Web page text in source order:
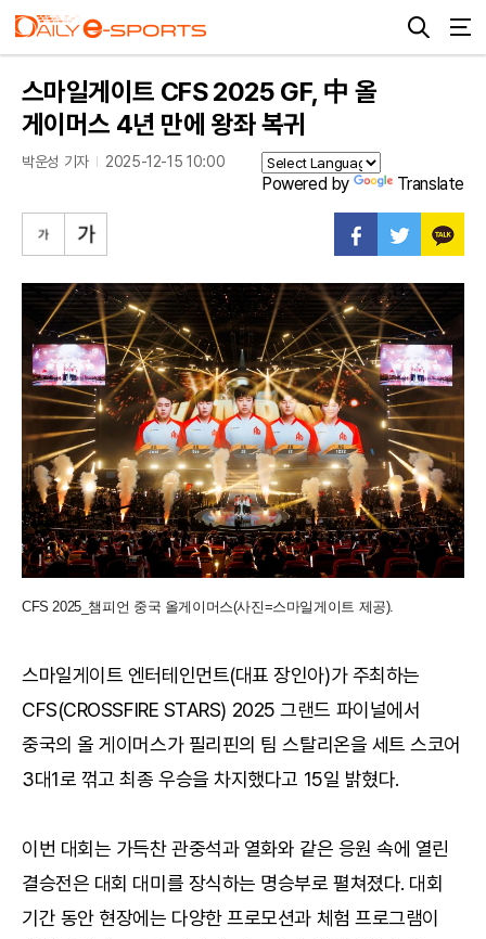
스마일게이트 CFS 2025 GF, 中 올
게이머스 4년 만에 왕좌 복귀
박운성 기자 2025-12-15 10:00
Powered by Translate
CFS 2025_챔피언 중국 올게이머스(사진=스마일게이트 제공).
스마일게이트 엔터테인먼트(대표 장인아)가 주최하는
CFS(CROSSFIRE STARS) 2025 그랜드 파이널에서
중국의 올 게이머스가 필리핀의 팀 스탈리온을 세트 스코어
3대1로 꺾고 최종 우승을 차지했다고 15일 밝혔다.
이번 대회는 가득찬 관중석과 열화와 같은 응원 속에 열린
결승전은 대회 대미를 장식하는 명승부로 펼쳐졌다. 대회
기간 동안 현장에는 다양한 프로모션과 체험 프로그램이